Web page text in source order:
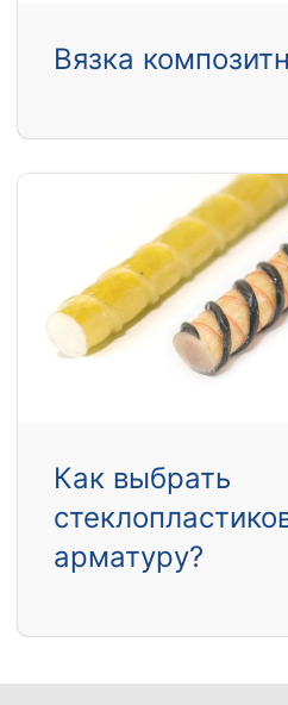
Вязка
Как выбрать
арматуру?